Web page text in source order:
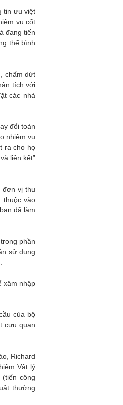
tin ưu việt
vụ cốt
đang tiến
thể bình
chấm dứt
tích với
các nhà
đổi toàn
nhiệm vụ
ra cho họ
liên kết”
đơn vị thu
thuộc vào
đã làm
phần
sử dụng
xâm nhập
của bộ
cựu quan
Richard
Vật lý
công
thường